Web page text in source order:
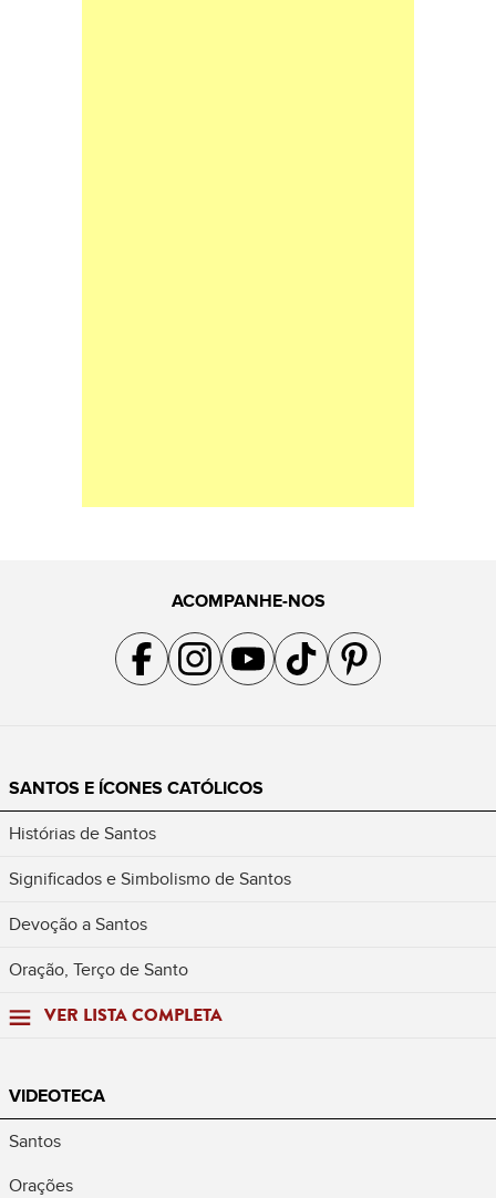
ACOMPANHE-NOS
Acompanhe a gente no Facebook
Acompanhe a gente no Instagram
Acompanhe a gente no YouTube
Acompanhe a gente no TikTok
Acompanhe a gente no
SANTOS E ÍCONES CATÓLICOS
Histórias de Santos
Significados e Simbolismo de Santos
Devoção a Santos
Oração, Terço de Santo
VER LISTA COMPLETA
VIDEOTECA
Santos
Orações